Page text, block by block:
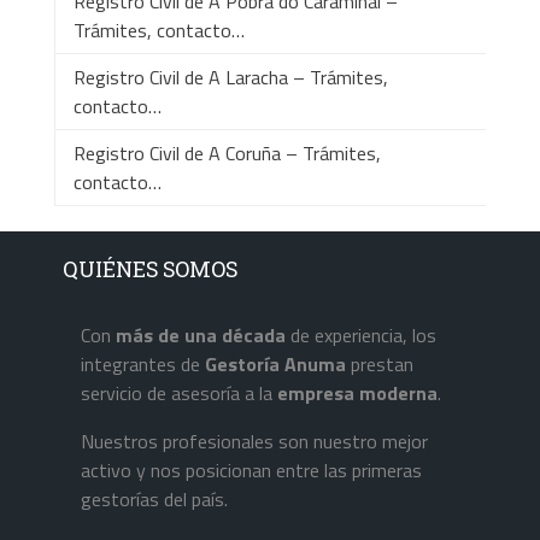
Trámites, contacto…
Registro Civil de A Laracha – Trámites,
contacto…
Registro Civil de A Coruña – Trámites,
contacto…
QUIÉNES SOMOS
Con más de una década de experiencia, los
integrantes de Gestoría Anuma prestan
servicio de asesoría a la empresa moderna.
Nuestros profesionales son nuestro mejor
activo y nos posicionan entre las primeras
gestorías del país.